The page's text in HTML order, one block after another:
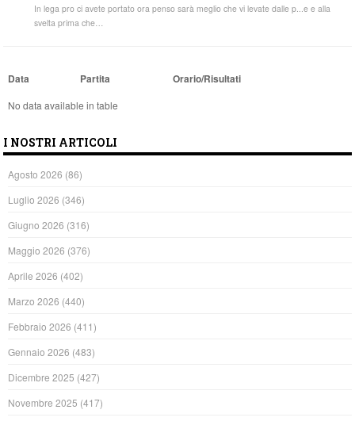
In lega pro ci avete portato ora penso sarà meglio che vi levate dalle p...e e alla
svelta prima che…
Data Partita Orario/Risultati
No data available in table
I NOSTRI ARTICOLI
Agosto 2026 (86)
Luglio 2026 (346)
Giugno 2026 (316)
Maggio 2026 (376)
Aprile 2026 (402)
Marzo 2026 (440)
Febbraio 2026 (411)
Gennaio 2026 (483)
Dicembre 2025 (427)
Novembre 2025 (417)